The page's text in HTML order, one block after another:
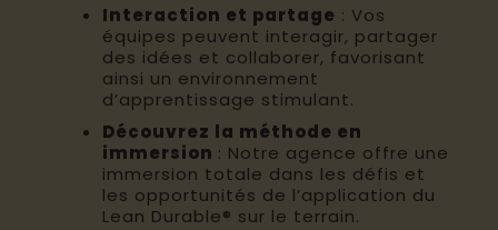
Interaction et partage : Vos
équipes peuvent interagir, partager
des idées et collaborer, favorisant
ainsi un environnement
d’apprentissage stimulant.​
Découvrez la méthode en
immersion : Notre agence offre une
immersion totale dans les défis et
les opportunités de l’application du
Lean Durable® sur le terrain.​